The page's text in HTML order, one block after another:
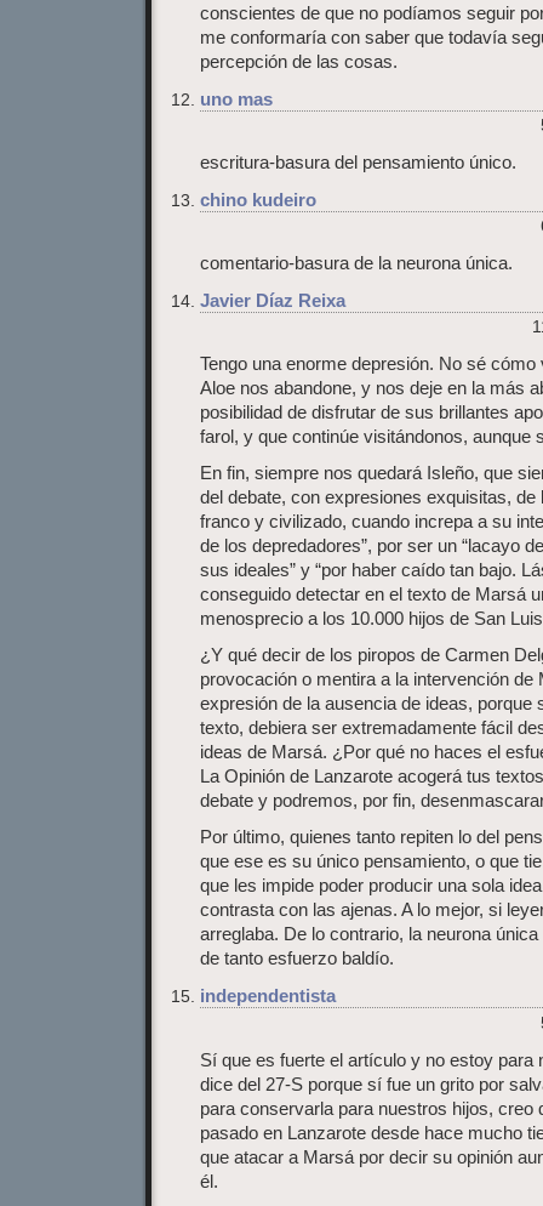
conscientes de que no podíamos seguir
me conformaría con saber que todavía
percepción de las cosas.
uno mas
escritura-basura del pensamiento único.
chino kudeiro
comentario-basura de la neurona única.
Javier Díaz Reixa
Tengo una enorme depresión. No sé
Aloe nos abandone, y nos deje en la más
posibilidad de disfrutar de sus brillantes
farol, y que continúe visitándonos, aunque
En fin, siempre nos quedará Isleño, que
del debate, con expresiones exquisitas, de
franco y civilizado, cuando increpa a su
de los depredadores”, por ser un “lacayo
sus ideales” y “por haber caído tan bajo.
conseguido detectar en el texto de Marsá
menosprecio a los 10.000 hijos de San
¿Y qué decir de los piropos de Carmen
provocación o mentira a la intervención
expresión de la ausencia de ideas, porque
texto, debiera ser extremadamente fácil
ideas de Marsá. ¿Por qué no haces el
La Opinión de Lanzarote acogerá tus
debate y podremos, por fin,
Por último, quienes tanto repiten lo del
que ese es su único pensamiento, o que
que les impide poder producir una sola
contrasta con las ajenas. A lo mejor, si
arreglaba. De lo contrario, la neurona
de tanto esfuerzo baldío.
independentista
Sí que es fuerte el artículo y no estoy para
dice del 27-S porque sí fue un grito por
para conservarla para nuestros hijos, creo
pasado en Lanzarote desde hace mucho
que atacar a Marsá por decir su opinión
él.